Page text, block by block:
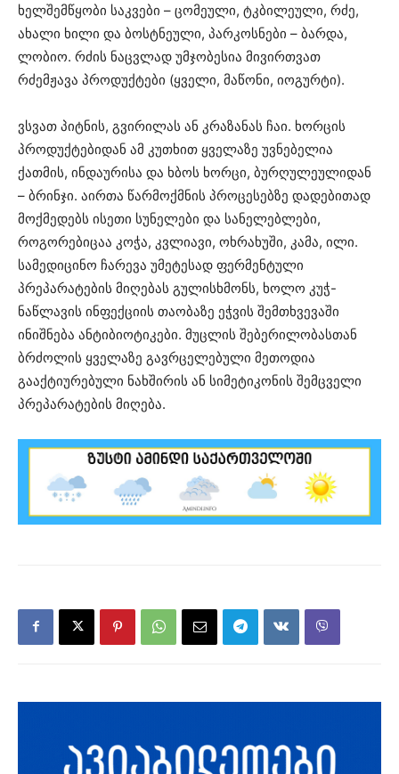
ხელშემწყობი საკვები – ცომეული, ტკბილეული, რძე,
ახალი ხილი და ბოსტნეული, პარკოსნები – ბარდა,
ლობიო. რძის ნაცვლად უმჯობესია მივირთვათ
რძემჟავა პროდუქტები (ყველი, მაწონი, იოგურტი).
ვსვათ პიტნის, გვირილას ან კრაზანას ჩაი. ხორცის
პროდუქტებიდან ამ კუთხით ყველაზე უვნებელია
ქათმის, ინდაურისა და ხბოს ხორცი, ბურღულეულიდან
– ბრინჯი. აირთა წარმოქმნის პროცესებზე დადებითად
მოქმედებს ისეთი სუნელები და სანელებლები,
როგორებიცაა კოჭა, კვლიავი, ოხრახუში, კამა, ილი.
სამედიცინო ჩარევა უმეტესად ფერმენტული
პრეპარატების მიღებას გულისხმონს, ხოლო კუჭ-
ნაწლავის ინფექციის თაობაზე ეჭვის შემთხვევაში
ინიშნება ანტიბიოტიკები. მუცლის შებერილობასთან
ბრძოლის ყველაზე გავრცელებული მეთოდია
გააქტიურებული ნახშირის ან სიმეტიკონის შემცველი
პრეპარატების მიღება.